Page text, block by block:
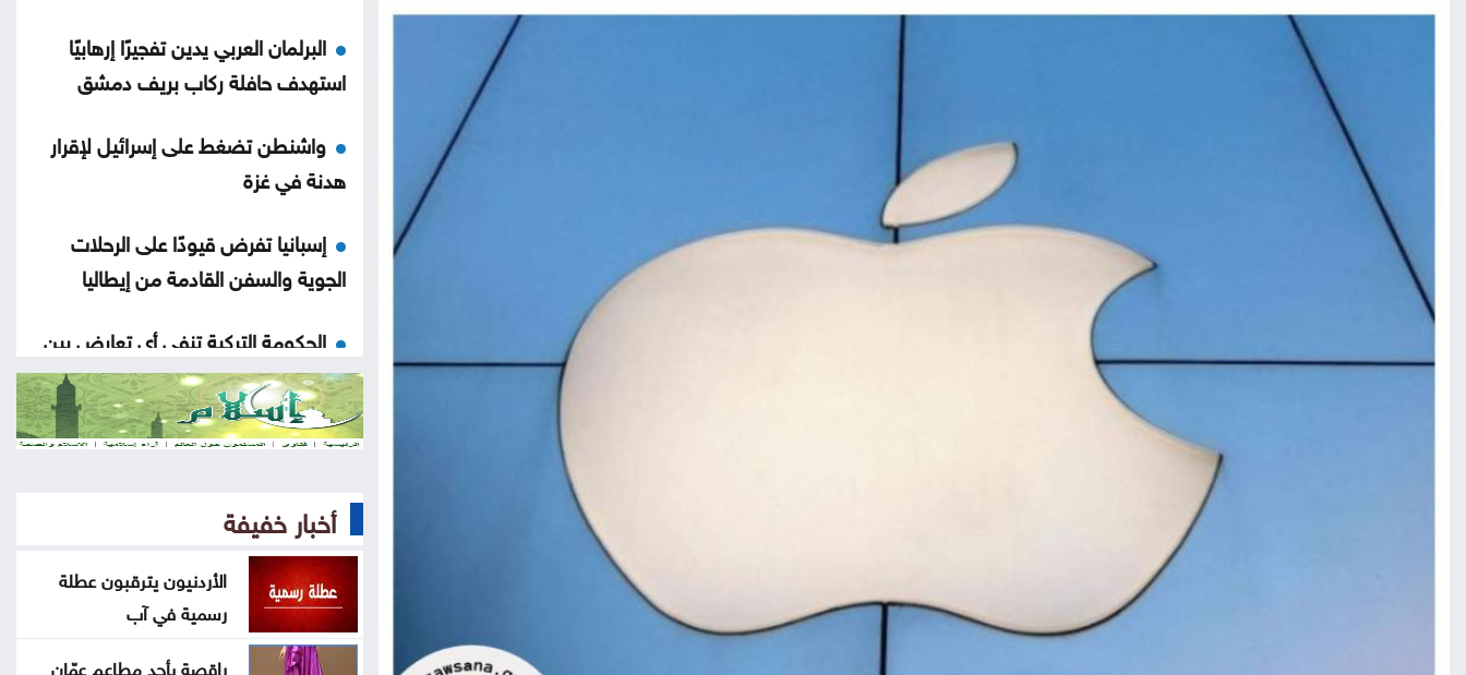
البرلمان العربي يدين تفجيرًا إرهابيًا
استهدف حافلة ركاب بريف دمشق
واشنطن تضغط على إسرائيل لإقرار
هدنة في غزة
إسبانيا تفرض قيودًا على الرحلات
الجوية والسفن القادمة من إيطاليا
الحكومة التركية تنفي أي تعارض بين
اتفاقية الدفاع والتزامات الناتو
مسؤول أميركي: تقدم في محادثات
تنفيذ حزمة مشاريع تنموية بالكرك
لدعم البيئة الاستثمارية
انطلاق منافسات بطولة الحسن
أخبار خفيفة
الأردنيون يترقبون عطلة
رسمية في آب
راقصة بأحد مطاعم عمّان